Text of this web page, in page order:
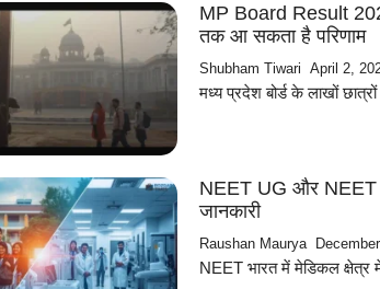
MP Board Result
तक आ सकता है परिणाम
Shubham Tiwari April 2,
मध्य प्रदेश बोर्ड के लाखों
NEET UG और NEET
जानकारी
Raushan Maurya
NEET भारत में मेडिकल क्षेत्र